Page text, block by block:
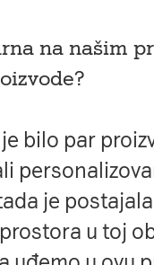
na našim
bilo par
je
u toj